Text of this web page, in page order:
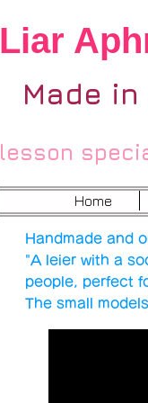
Liar
Made
lesson
Home
Handmade and
"A leier with a
people, perfect
The small